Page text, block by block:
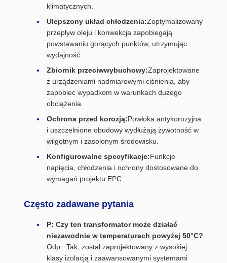
klimatycznych.
Ulepszony układ chłodzenia:Zoptymalizowany
przepływ oleju i konwekcja zapobiegają
powstawaniu gorących punktów, utrzymując
wydajność.
Zbiornik przeciwwybuchowy:Zaprojektowane
z urządzeniami nadmiarowymi ciśnienia, aby
zapobiec wypadkom w warunkach dużego
obciążenia.
Ochrona przed korozją:Powłoka antykorozyjna
i uszczelnione obudowy wydłużają żywotność w
wilgotnym i zasolonym środowisku.
Konfigurowalne specyfikacje:Funkcje
napięcia, chłodzenia i ochrony dostosowane do
wymagań projektu EPC.
Często zadawane pytania
P: Czy ten transformator może działać
niezawodnie w temperaturach powyżej 50°C?
Odp.: Tak, został zaprojektowany z wysokiej
klasy izolacją i zaawansowanymi systemami